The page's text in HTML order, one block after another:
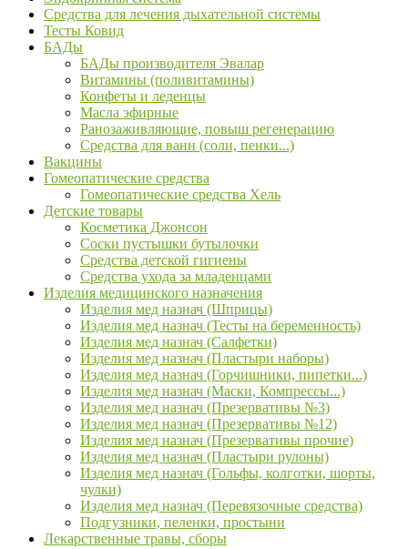
Средства для лечения дыхательной системы
Тесты Ковид
БАДы
БАДы производителя Эвалар
Витамины (поливитамины)
Конфеты и леденцы
Масла эфирные
Ранозаживляющие, повыш регенерацию
Средства для ванн (соли, пенки...)
Вакцины
Гомеопатические средства
Гомеопатические средства Хель
Детские товары
Косметика Джонсон
Соски пустышки бутылочки
Средства детской гигиены
Средства ухода за младенцами
Изделия медицинского назначения
Изделия мед назнач (Шприцы)
Изделия мед назнач (Тесты на беременность)
Изделия мед назнач (Салфетки)
Изделия мед назнач (Пластыри наборы)
Изделия мед назнач (Горчишники, пипетки...)
Изделия мед назнач (Маски, Компрессы...)
Изделия мед назнач (Презервативы №3)
Изделия мед назнач (Презервативы №12)
Изделия мед назнач (Презервативы прочие)
Изделия мед назнач (Пластыри рулоны)
Изделия мед назнач (Гольфы, колготки, шорты,
чулки)
Изделия мед назнач (Перевязочные средства)
Подгузники, пеленки, простыни
Лекарственные травы, сборы